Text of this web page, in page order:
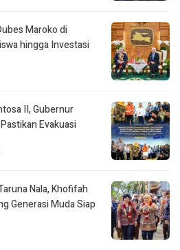
Maroko di
hingga Investasi
II, Gubernur
Evakuasi
Nala, Khofifah
Generasi Muda Siap